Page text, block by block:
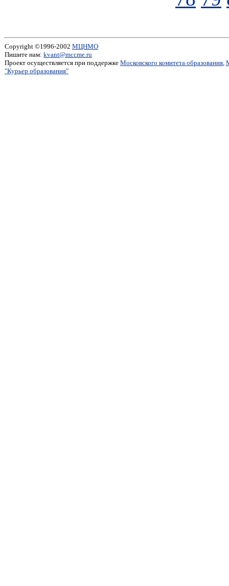
Copyright ©1996-2002 МЦНМО
Пишите нам: kvant@mccme.ru
Проект осуществляется при поддержке Московского комитета образования,
"Курьер образования"